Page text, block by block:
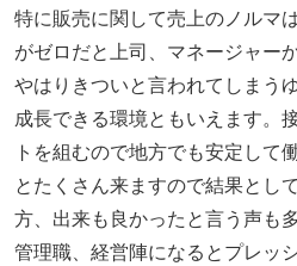
特に販売に関して売上のノルマ
がゼロだと上司、マネージャー
やはりきついと言われてしまう
成長できる環境ともいえます。
トを組むので地方でも安定して
とたくさん来ますので結果とし
方、出来も良かったと言う声も
管理職、経営陣になるとプレッ